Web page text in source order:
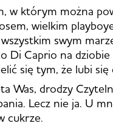
w którym można
wielkim
swym
Di Caprio na dziobie
się tym, że lubi się
Was, drodzy
Lecz nie ja. U
cukrze.